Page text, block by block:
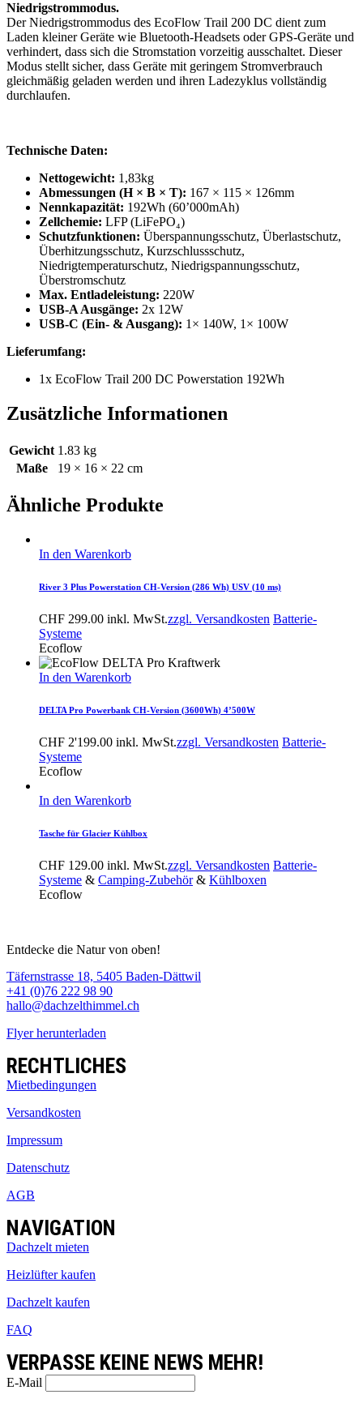
Niedrigstrommodus.
Der Niedrigstrommodus des EcoFlow Trail 200 DC dient zum
Laden kleiner Geräte wie Bluetooth-Headsets oder GPS-Geräte und
verhindert, dass sich die Stromstation vorzeitig ausschaltet. Dieser
Modus stellt sicher, dass Geräte mit geringem Stromverbrauch
gleichmäßig geladen werden und ihren Ladezyklus vollständig
durchlaufen.
Technische Daten:
Nettogewicht: 1,83kg
Abmessungen (H × B × T): 167 × 115 × 126mm
Nennkapazität: 192Wh (60’000mAh)
Zellchemie: LFP (LiFePO₄)
Schutzfunktionen: Überspannungsschutz, Überlastschutz,
Überhitzungsschutz, Kurzschlussschutz,
Niedrigtemperaturschutz, Niedrigspannungsschutz,
Überstromschutz
Max. Entladeleistung: 220W
USB-A Ausgänge: 2x 12W
USB-C (Ein- & Ausgang): 1× 140W, 1× 100W
Lieferumfang:
1x EcoFlow Trail 200 DC Powerstation 192Wh
Zusätzliche Informationen
Gewicht 1.83 kg
Maße
19 × 16 × 22 cm
Ähnliche Produkte
In den Warenkorb
River 3 Plus Powerstation CH-Version (286 Wh) USV (10 ms)
CHF 299.00 inkl. MwSt.zzgl. Versandkosten Batterie-
Systeme
Ecoflow
In den Warenkorb
DELTA Pro Powerbank CH-Version (3600Wh) 4’500W
CHF 2'199.00 inkl. MwSt.zzgl. Versandkosten Batterie-
Systeme
Ecoflow
In den Warenkorb
Tasche für Glacier Kühlbox
CHF 129.00 inkl. MwSt.zzgl. Versandkosten Batterie-
Systeme & Camping-Zubehör& Kühlboxen
Ecoflow
Entdecke die Natur von oben!
Täfernstrasse 18, 5405 Baden-Dättwil
+41 (0)76 222 98 90
hallo@dachzelthimmel.ch
Flyer herunterladen
RECHTLICHES
Mietbedingungen
Versandkosten
Impressum
Datenschutz
AGB
NAVIGATION
Dachzelt mieten
Heizlüfter kaufen
Dachzelt kaufen
FAQ
VERPASSE KEINE NEWS MEHR!
E-Mail